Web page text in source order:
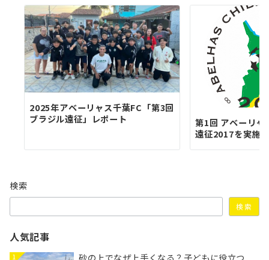
2025年アベーリャス千葉FC「第3回
ブラジル遠征」レポート
第1回 アベーリャ
遠征2017を実施
検索
検索
人気記事
1
砂の上でなぜ上手くなる？子どもに役立つ